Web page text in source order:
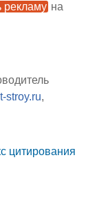
рекламу на
stroy.ru